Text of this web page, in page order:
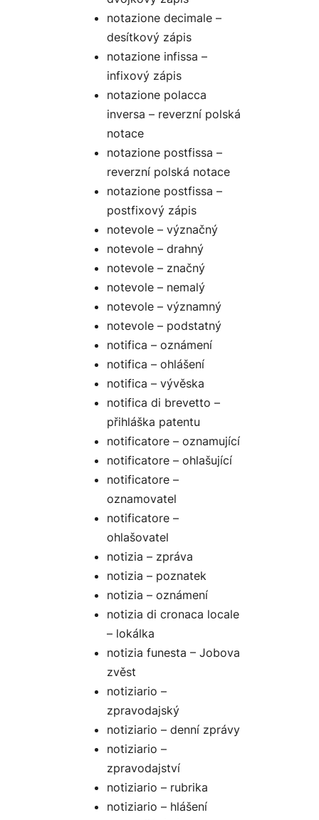
notazione decimale –
desítkový zápis
notazione infissa –
infixový zápis
notazione polacca
inversa – reverzní polská
notace
notazione postfissa –
reverzní polská notace
notazione postfissa –
postfixový zápis
notevole – význačný
notevole – drahný
notevole – značný
notevole – nemalý
notevole – významný
notevole – podstatný
notifica – oznámení
notifica – ohlášení
notifica – vývěska
notifica di brevetto –
přihláška patentu
notificatore – oznamující
notificatore – ohlašující
notificatore –
oznamovatel
notificatore –
ohlašovatel
notizia – zpráva
notizia – poznatek
notizia – oznámení
notizia di cronaca locale
– lokálka
notizia funesta – Jobova
zvěst
notiziario –
zpravodajský
notiziario – denní zprávy
notiziario –
zpravodajství
notiziario – rubrika
notiziario – hlášení